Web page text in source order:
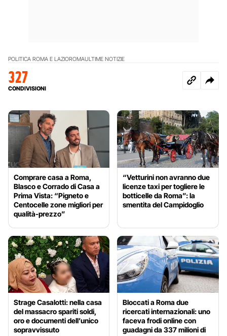
POLITICA ROMA E LAZIOROMAULTIME NOTIZIE
327
CONDIVISIONI
Comprare casa a Roma,
Blasco e Corrado di Casa a
Prima Vista: “Pigneto e
Centocelle zone migliori per
qualità-prezzo”
“Vetturini non avranno due
licenze taxi per togliere le
botticelle da Roma”: la
smentita del Campidoglio
Strage Casalotti: nella casa
del massacro spariti soldi,
oro e documenti dell’unico
sopravvissuto
Bloccati a Roma due
ricercati internazionali: uno
faceva frodi online con
guadagni da 337 milioni di